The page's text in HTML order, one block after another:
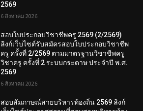
2569
6 สิงหาคม 2026
สอบใบประกอบวิชาชีพครู 2569 (2/2569)
ลิงก์เว็บไซต์รับสมัครสอบใบประกอบวิชาชีพ
ครู ครั้งที่ 2/2569 ตามมาตรฐานวิชาชีพครู
วิชาครู ครั้งที่ 2 ระบบกระดาษ ประจำปี พ.ศ.
2569
6 สิงหาคม 2026
สอบสัมภาษณ์สายบริหารท้องถิ่น 2569 ลิงก์